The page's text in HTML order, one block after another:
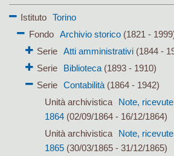
Istituto
Torino
Fondo
Archivio storico(1821 -
Serie Atti amministrativi(1844 -
Serie
Biblioteca(1893 - 1910)
Serie Contabilità(1864 - 1942)
Unità archivistica
Note,
1864 (02/09/1864 - 16/12/1864)
Unità archivistica
Note,
1865 (30/03/1865 - 31/12/1865)